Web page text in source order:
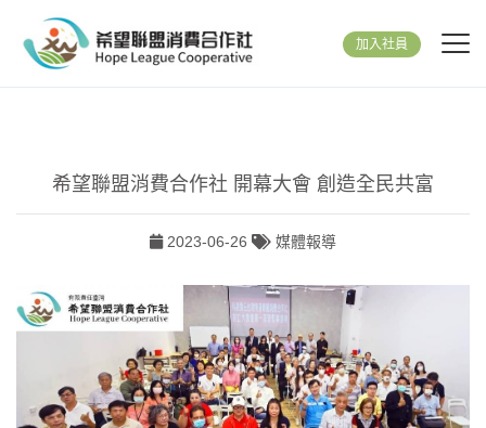
加入社員
希望聯盟消費合作社 開幕大會 創造全民共富
2023-06-26 媒體報導